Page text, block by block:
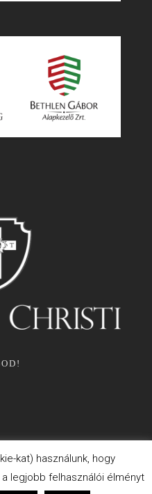
kat) használunk, hogy
legjobb felhasználói élményt